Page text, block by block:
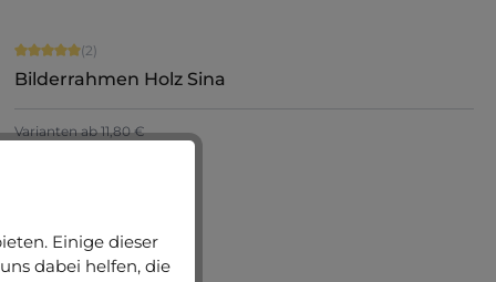
Durchschnittliche Bewertung von 5 von 5 Sternen
(2)
Bilderrahmen Holz Sina
Varianten ab11,80 €
Einige dieser
dabei helfen, die